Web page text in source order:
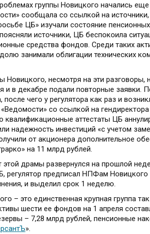
группы Новицкого начались
сообщала со ссылкой на источники,
ЦБ» изучали состояние
источники, ЦБ беспокоила
средства фондов. Среди таких
занимали облигации технических
несмотря на эти разговоры,
и в декабре подали повторные заявки.
после чего у регулятора как раз и
со ссылкой на
квалификационные аттестаты ЦБ
надежность инвестиций «с учетом
от акционера дополнительное
на 11 млрд рублей.
этой драмы развернулся на прошлой
регулятор предписал НПФам Новицкого
и выделил срок 1 неделю.
– это единственная крупная группа
шести ее фондов на 1 апреля
– 7,28 млрд рублей, пенсионные
».